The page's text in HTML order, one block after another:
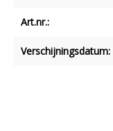
Art.nr.:
Verschijningsdatum: